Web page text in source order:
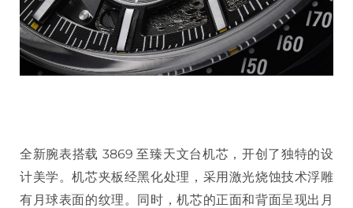
全新腕表搭载 3869 至臻天文台机芯，开创了独特的设
计美学。机芯夹板经黑化处理，采用激光烧蚀技术浮雕
有月球表面的纹理。同时，机芯的正面和背面呈现出月